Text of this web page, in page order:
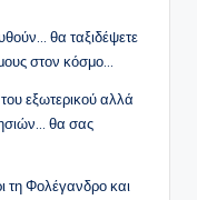
θα ταξιδέψετε
στον κόσμο…
εξωτερικού αλλά
θα σας
τη Φολέγανδρο και